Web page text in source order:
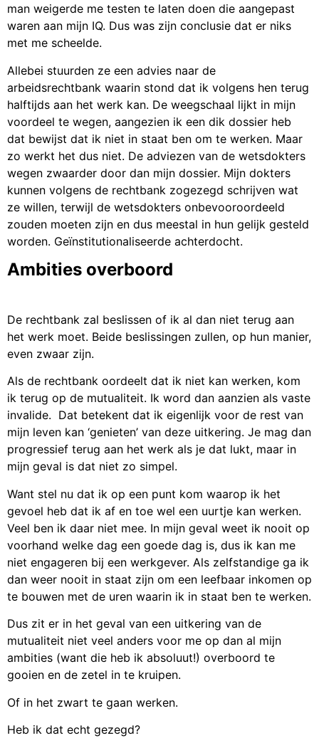
man weigerde me testen te laten doen die aangepast
waren aan mijn IQ. Dus was zijn conclusie dat er niks
met me scheelde.
Allebei stuurden ze een advies naar de
arbeidsrechtbank waarin stond dat ik volgens hen terug
halftijds aan het werk kan. De weegschaal lijkt in mijn
voordeel te wegen, aangezien ik een dik dossier heb
dat bewijst dat ik niet in staat ben om te werken. Maar
zo werkt het dus niet. De adviezen van de wetsdokters
wegen zwaarder door dan mijn dossier. Mijn dokters
kunnen volgens de rechtbank zogezegd schrijven wat
ze willen, terwijl de wetsdokters onbevooroordeeld
zouden moeten zijn en dus meestal in hun gelijk gesteld
worden. Geïnstitutionaliseerde achterdocht.
Ambities overboord
De rechtbank zal beslissen of ik al dan niet terug aan
het werk moet. Beide beslissingen zullen, op hun manier,
even zwaar zijn.
Als de rechtbank oordeelt dat ik niet kan werken, kom
ik terug op de mutualiteit. Ik word dan aanzien als vaste
invalide. Dat betekent dat ik eigenlijk voor de rest van
mijn leven kan ‘genieten’ van deze uitkering. Je mag dan
progressief terug aan het werk als je dat lukt, maar in
mijn geval is dat niet zo simpel.
Want stel nu dat ik op een punt kom waarop ik het
gevoel heb dat ik af en toe wel een uurtje kan werken.
Veel ben ik daar niet mee. In mijn geval weet ik nooit op
voorhand welke dag een goede dag is, dus ik kan me
niet engageren bij een werkgever. Als zelfstandige ga ik
dan weer nooit in staat zijn om een leefbaar inkomen op
te bouwen met de uren waarin ik in staat ben te werken.
Dus zit er in het geval van een uitkering van de
mutualiteit niet veel anders voor me op dan al mijn
ambities (want die heb ik absoluut!) overboord te
gooien en de zetel in te kruipen.
Of in het zwart te gaan werken.
Heb ik dat echt gezegd?